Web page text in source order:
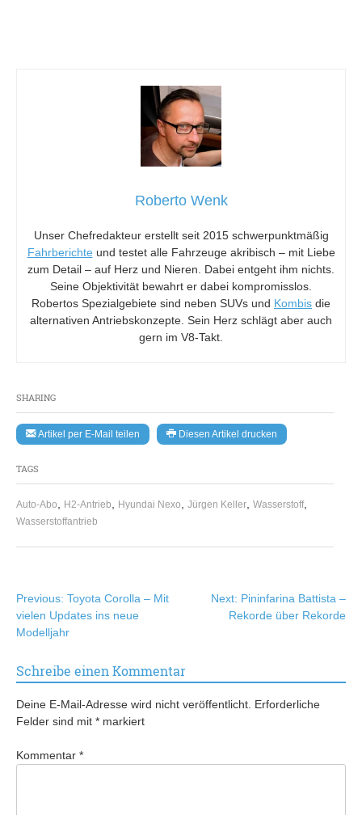
SHARING
Artikel per E-Mail teilen Diesen Artikel drucken
TAGS
Auto-Abo, H2-Antrieb, Hyundai Nexo, Jürgen Keller, Wasserstoff,
Wasserstoffantrieb
Roberto Wenk
Unser Chefredakteur erstellt seit 2015 schwerpunktmäßig
Fahrberichte und testet alle Fahrzeuge akribisch – mit Liebe
zum Detail – auf Herz und Nieren. Dabei entgeht ihm nichts.
Seine Objektivität bewahrt er dabei kompromisslos.
Robertos Spezialgebiete sind neben SUVs und Kombis die
alternativen Antriebskonzepte. Sein Herz schlägt aber auch
gern im V8-Takt.
Beitragsnavigation
Previous: Toyota Corolla – Mit
vielen Updates ins neue
Modelljahr
Next: Pininfarina Battista –
Rekorde über Rekorde
Schreibe einen Kommentar
Deine E-Mail-Adresse wird nicht veröffentlicht. Erforderliche
Felder sind mit * markiert
Kommentar *